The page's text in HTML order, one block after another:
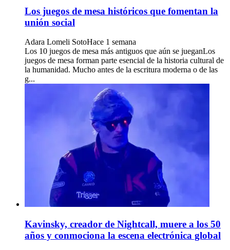
Los juegos de mesa históricos que fomentan la
unión social
Adara Lomeli SotoHace 1 semana
Los 10 juegos de mesa más antiguos que aún se jueganLos
juegos de mesa forman parte esencial de la historia cultural de
la humanidad. Mucho antes de la escritura moderna o de las
g...
Kavinsky, creador de Nightcall, muere a los 50
años y conmociona la escena electrónica global